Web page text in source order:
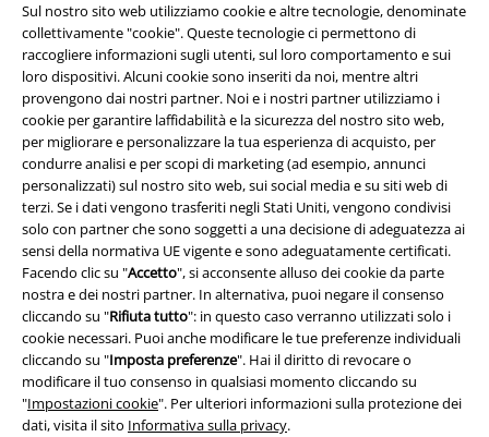
Sul nostro sito web utilizziamo cookie e altre tecnologie, denominate
collettivamente "cookie". Queste tecnologie ci permettono di
raccogliere informazioni sugli utenti, sul loro comportamento e sui
loro dispositivi. Alcuni cookie sono inseriti da noi, mentre altri
provengono dai nostri partner. Noi e i nostri partner utilizziamo i
cookie per garantire laffidabilità e la sicurezza del nostro sito web,
per migliorare e personalizzare la tua esperienza di acquisto, per
condurre analisi e per scopi di marketing (ad esempio, annunci
personalizzati) sul nostro sito web, sui social media e su siti web di
terzi. Se i dati vengono trasferiti negli Stati Uniti, vengono condivisi
solo con partner che sono soggetti a una decisione di adeguatezza ai
sensi della normativa UE vigente e sono adeguatamente certificati.
Facendo clic su "Accetto", si acconsente alluso dei cookie da parte
nostra e dei nostri partner. In alternativa, puoi negare il consenso
cliccando su "Rifiuta tutto": in questo caso verranno utilizzati solo i
cookie necessari. Puoi anche modificare le tue preferenze individuali
cliccando su "Imposta preferenze". Hai il diritto di revocare o
modificare il tuo consenso in qualsiasi momento cliccando su
"Impostazioni cookie". Per ulteriori informazioni sulla protezione dei
dati, visita il sito Informativa sulla privacy.
Info legali
Termini & Condizioni
Redazione
Legge sulla Privacy
Smaltimento rifiuti e protezione dell’ambiente
Dichiarazione di Conformità
Informazioni sull'accessibilità
Impostazioni cookie